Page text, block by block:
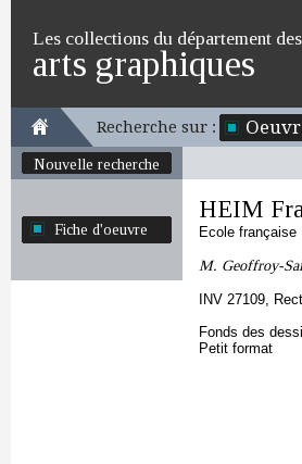
Les collections du département des
arts graphiques
Recherche sur :
Nouvelle recherche
Fiche d'oeuvre
HEIM
Ecole française
M. Geoffroy-
INV 27109,
Fonds des
Petit format